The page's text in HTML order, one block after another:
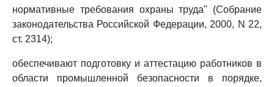
нормативные требования охраны труда" (Собрание
законодательства Российской Федерации, 2000, N 22,
ст. 2314);
обеспечивают подготовку и аттестацию работников в
области промышленной безопасности в порядке,